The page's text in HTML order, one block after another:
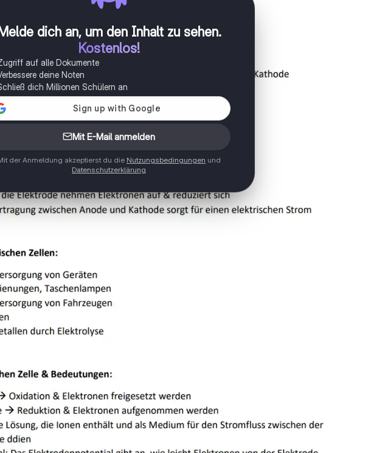
Melde dich an, um den Inhalt zu sehen.
Kostenlos!
auf alle Dokumente
deine Noten
dich Millionen Schülern an
Mit E-Mail anmelden
der Anmeldung akzeptierst du die Nutzungsbedingungen und
Datenschutzerklärung